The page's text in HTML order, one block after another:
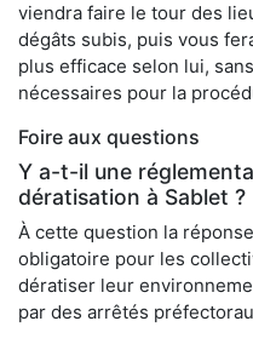
viendra faire le tour des
dégâts subis, puis vous
plus efficace selon lui,
nécessaires pour la
Foire aux questions
Y a-t-il une
dératisation à Sablet ?
À cette question la
obligatoire pour les
dératiser leur
par des arrêtés